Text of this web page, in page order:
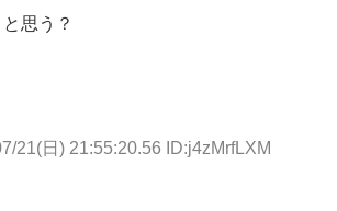
思う？
21(日) 21:55:20.56 ID:j4zMrfLXM